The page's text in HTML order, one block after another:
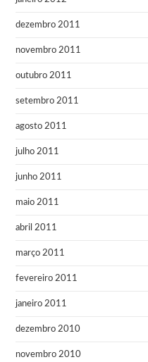
dezembro 2011
novembro 2011
outubro 2011
setembro 2011
agosto 2011
julho 2011
junho 2011
maio 2011
abril 2011
março 2011
fevereiro 2011
janeiro 2011
dezembro 2010
novembro 2010